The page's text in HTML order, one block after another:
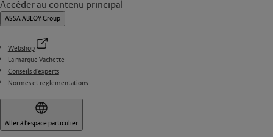
Accéder au contenu principal
ASSA ABLOY Group
Webshop
La marque Vachette
Conseils d'experts
Normes et reglementations
Aller à l'espace particulier